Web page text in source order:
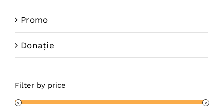
Promo
Donație
Filter by price